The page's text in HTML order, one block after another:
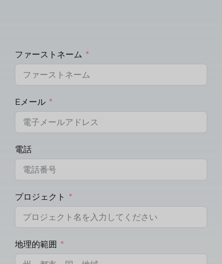
ファーストネーム
Eメール
電話
プロジェクト
地理的範囲